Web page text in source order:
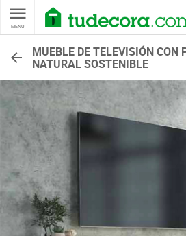
MENU
MUEBLE DE TELEVISIÓN CON
NATURAL SOSTENIBLE